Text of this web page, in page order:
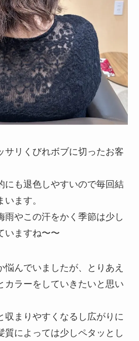
サリくびれボブに切ったお客
にも退色しやすいので毎回結
ます。
雨やこの汗をかく季節は少し
いますね〜〜
んでいましたが、とりあえ
カラーをしていきたいと思い
収まりやすくなるし広がりに
質によっては少しペタッとし